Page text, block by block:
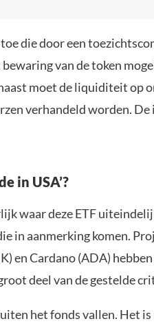
die door een
van de token
moet de liquiditeit op
verhandeld worden.
in USA’?
waar deze ETF
in aanmerking komen.
en Cardano (ADA)
deel van de gestelde
het fonds vallen. Het